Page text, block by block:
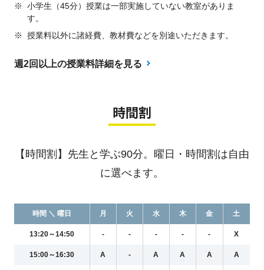
※
小学生（45分）授業は一部実施していない教室がありま
す。
※
授業料以外に諸経費、教材費などを別途いただきます。
週2回以上の授業料詳細を見る
時間割
【時間割】先生と学ぶ90分。曜日・時間割は自由
に選べます。
時間 ＼ 曜日 月 火 水 木 金 土
13:20～14:50 - - - - - X
15:00～16:30 A - A A A A